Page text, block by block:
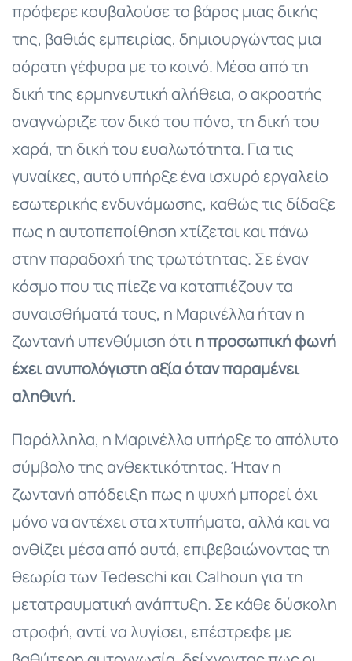
πρόφερε κουβαλούσε το βάρος μιας δικής
της, βαθιάς εμπειρίας, δημιουργώντας μια
αόρατη γέφυρα με το κοινό. Μέσα από τη
δική της ερμηνευτική αλήθεια, ο ακροατής
αναγνώριζε τον δικό του πόνο, τη δική του
χαρά, τη δική του ευαλωτότητα. Για τις
γυναίκες, αυτό υπήρξε ένα ισχυρό εργαλείο
εσωτερικής ενδυνάμωσης, καθώς τις δίδαξε
πως η αυτοπεποίθηση χτίζεται και πάνω
στην παραδοχή της τρωτότητας. Σε έναν
κόσμο που τις πίεζε να καταπιέζουν τα
συναισθήματά τους, η Μαρινέλλα ήταν η
ζωντανή υπενθύμιση ότιη προσωπική φωνή
έχει ανυπολόγιστη αξία όταν παραμένει
αληθινή.
Παράλληλα, η Μαρινέλλα υπήρξε το απόλυτο
σύμβολο της ανθεκτικότητας. Ήταν η
ζωντανή απόδειξη πως η ψυχή μπορεί όχι
μόνο να αντέχει στα χτυπήματα, αλλά και να
ανθίζει μέσα από αυτά, επιβεβαιώνοντας τη
θεωρία των Tedeschi και Calhoun για τη
μετατραυματική ανάπτυξη. Σε κάθε δύσκολη
στροφή, αντί να λυγίσει, επέστρεφε με